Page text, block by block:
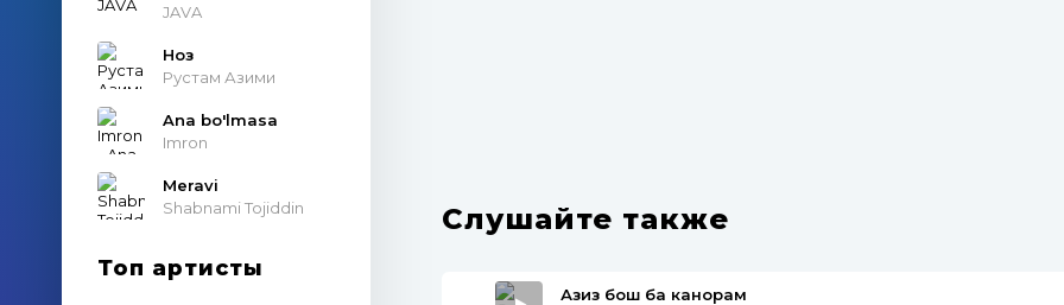
JAVA
Ноз
Рустам Азими
Ana bo'lmasa
Imron
Meravi
Shabnami Tojiddin
Топ артисты
Слушайте также
Азиз бош ба канорам